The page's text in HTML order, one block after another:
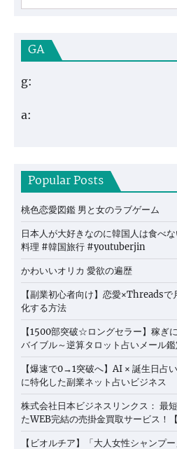
GA
g:
a:
Popular Posts
桃色恋愛図鑑 男と女のラブゲーム
日本人が大好きなのに韓国人は食べ
料理 #韓国旅行 #youtuberjin
かわいいオリカ 愛欲の遍歴
【副業初心者向け】恋愛×Threads
化する方法
【1500部突破☆ロングセラー】稼ぎ
バイブル～逆算タロット占いメール
【爆速で0→1突破へ】AI × 誕生日占
に特化した副業ネット占いビジネス
株式会社日本ビジネスリンクス： 最
たWEB完結の売掛金買取サービス！
【ビオルチア】「大人女性シャンプ